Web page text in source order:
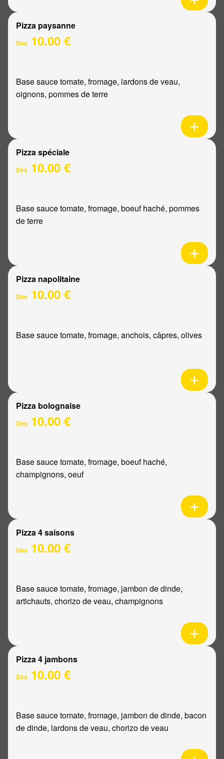
Pizza paysanne
Dès 10.00 €
Base sauce tomate, fromage, lardons de veau,
oignons, pommes de terre
Pizza spéciale
Dès 10.00 €
Base sauce tomate, fromage, boeuf haché, pommes
de terre
Pizza napolitaine
Dès 10.00 €
Base sauce tomate, fromage, anchois, câpres, olives
Pizza bolognaise
Dès 10.00 €
Base sauce tomate, fromage, boeuf haché,
champignons, oeuf
Pizza 4 saisons
Dès 10.00 €
Base sauce tomate, fromage, jambon de dinde,
artichauts, chorizo de veau, champignons
Pizza 4 jambons
Dès 10.00 €
Base sauce tomate, fromage, jambon de dinde, bacon
de dinde, lardons de veau, chorizo de veau